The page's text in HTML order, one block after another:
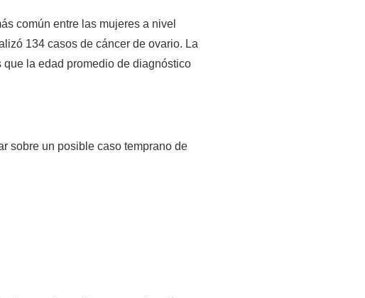
común entre las mujeres a nivel
134 casos de cáncer de ovario. La
la edad promedio de diagnóstico
sobre un posible caso temprano de